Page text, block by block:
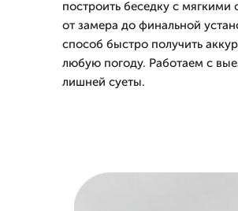
построить беседку с
от замера до финальной
способ быстро получить
любую погоду. Работаем с
лишней суеты.